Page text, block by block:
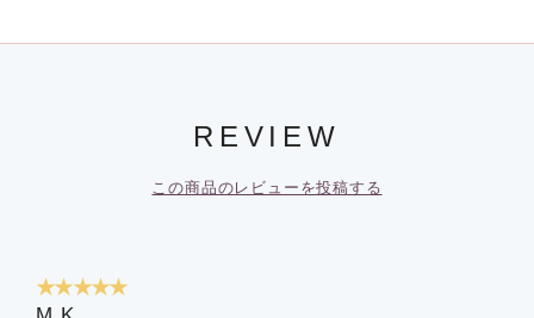
REVIEW
この商品のレビューを投稿する
★★★★★